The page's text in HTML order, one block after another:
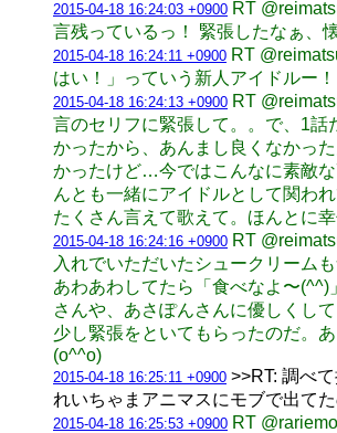
2015-04-18 16:24:03 +0900 RT
言残っているっ！ 緊張したなぁ、
2015-04-18 16:24:11 +0900 RT
はい！」っていう新人アイドルー！
2015-04-18 16:24:13 +0900 RT
言のセリフに緊張して。。で、1話
かったから、あんまし良くなかっ
かったけど…今ではこんなに素敵
んとも一緒にアイドルとして関わ
たくさん言えて歌えて。ほんとに
2015-04-18 16:24:16 +0900 RT
入れでいただいたシュークリームも
あわあわしてたら「食べなよ〜(^^)
さんや、あさぽんさんに優しくし
少し緊張をといてもらったのだ。
(o^^o)
2015-04-18 16:25:11 +0900 >>RT: 調べ
れいちゃまアニマスにモブで出て
2015-04-18 16:25:53 +0900 RT